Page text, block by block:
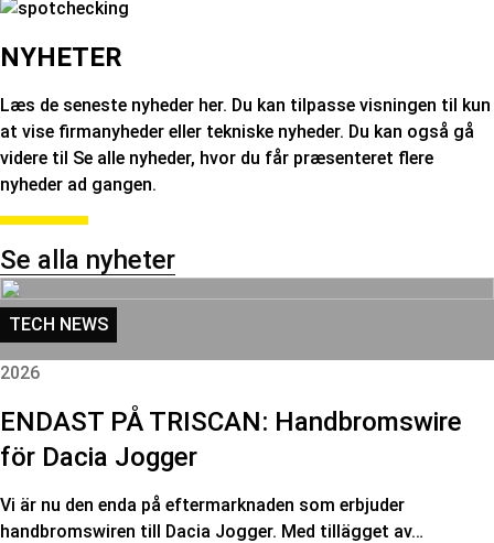
NYHETER
Læs de seneste nyheder her. Du kan tilpasse visningen til kun
at vise firmanyheder eller tekniske nyheder. Du kan også gå
videre til Se alle nyheder, hvor du får præsenteret flere
nyheder ad gangen.
Se alla nyheter
TECH NEWS
2026
ENDAST PÅ TRISCAN: Handbromswire
för Dacia Jogger
Vi är nu den enda på eftermarknaden som erbjuder
handbromswiren till Dacia Jogger. Med tillägget av…